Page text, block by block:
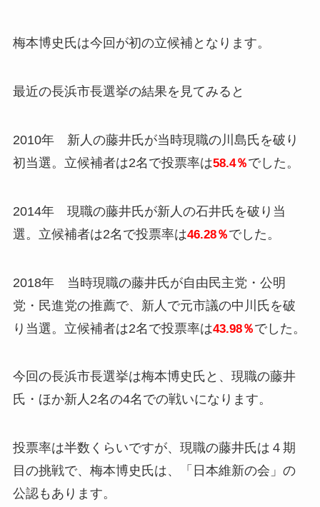
梅本博史氏は今回が初の立候補となります。
最近の長浜市長選挙の結果を見てみると
2010年 新人の藤井氏が当時現職の川島氏を破り
初当選。立候補者は2名で投票率は58.4％でした。
2014年 現職の藤井氏が新人の石井氏を破り当
選。立候補者は2名で投票率は46.28％でした。
2018年 当時現職の藤井氏が自由民主党・公明
党・民進党の推薦で、新人で元市議の中川氏を破
り当選。立候補者は2名で投票率は43.98％でした。
今回の長浜市長選挙は梅本博史氏と、現職の藤井
氏・ほか新人2名の4名での戦いになります。
投票率は半数くらいですが、現職の藤井氏は４期
目の挑戦で、梅本博史氏は、「日本維新の会」の
公認もあります。